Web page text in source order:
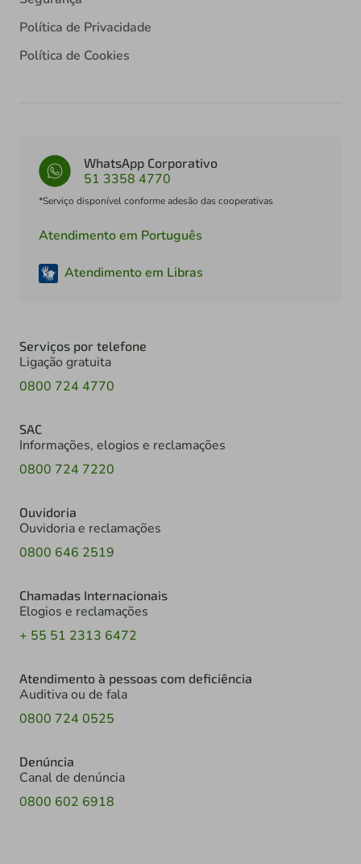
Política de Privacidade
Política de Cookies
WhatsApp Corporativo
51 3358 4770
*Serviço disponível conforme adesão das cooperativas
Atendimento em Português
Atendimento em Libras
Serviços por telefone
Ligação gratuita
0800 724 4770
SAC
Informações, elogios e reclamações
0800 724 7220
Ouvidoria
Ouvidoria e reclamações
0800 646 2519
Chamadas Internacionais
Elogios e reclamações
+ 55 51 2313 6472
Atendimento à pessoas com deficiência
Auditiva ou de fala
0800 724 0525
Denúncia
Canal de denúncia
0800 602 6918